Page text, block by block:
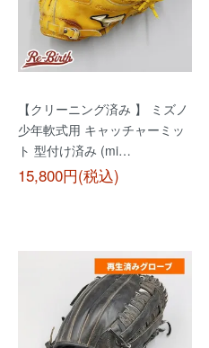
【クリーニング済み 】 ミズノ
少年軟式用 キャッチャーミッ
ト 型付け済み (mi…
15,800円(税込)